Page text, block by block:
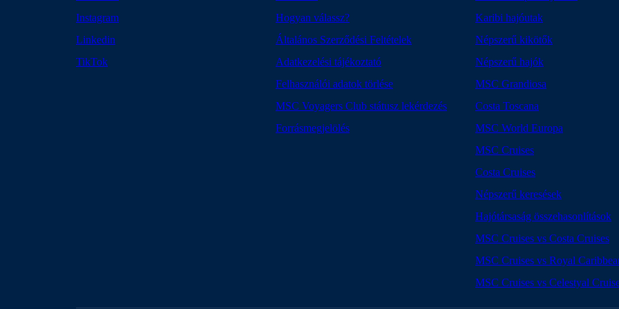
Instagram
Linkedin
TikTok
Hogyan válassz?
Általános Szerződési Feltételek
Adatkezelési tájékoztató
Felhasználói adatok törlése
MSC Voyagers Club státusz lekérdezés
Forrásmegjelölés
Karibi hajóutak
Népszerű kikötők
Népszerű hajók
MSC Grandiosa
Costa Toscana
MSC World Europa
MSC Cruises
Costa Cruises
Népszerű keresések
Hajótársaság összehasonlítások
MSC Cruises vs Costa Cruises
MSC Cruises vs Royal
MSC Cruises vs Celestyal